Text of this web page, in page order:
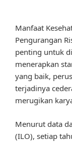
Manfaat
Pengurangan
penting untuk
menerapkan
yang baik,
terjadinya
merugikan
Menurut data
(ILO), setiap